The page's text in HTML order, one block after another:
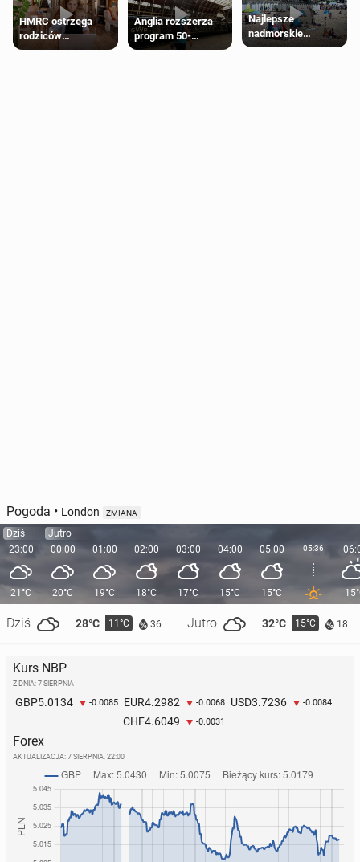
HMRC ostrzega
rodziców
pobierających Child
Anglia rozszerza
program 50-
procentowych
Najlepsze
nadmorskie
miasteczko blisko
Pogoda • London ZMIANA
Dziś
23:00
21°C
Dziś 28°C 11°C 36 Jutro 32°C 15°C 18
Jutro
00:00
20°C
01:00
19°C
02:00
18°C
03:00
17°C
04:00
15°C
05:00
15°C
05:36
Kurs NBP
Z DNIA: 7 SIERPNIA
GBP5.0134 -0.0085 EUR4.2982 -0.0068 USD3.7236 -0.0084
CHF4.6049 -0.0031
Forex
AKTUALIZACJA: 7 SIERPNIA, 22:00